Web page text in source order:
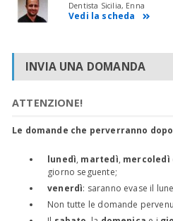
Dentista Sicilia, Enna
Vedi la scheda
INVIA UNA DOMANDA
ATTENZIONE!
Le domande che perverranno
lunedì, martedì, mercoledì
giorno seguente;
venerdì: saranno evase il
Non tutte le domande